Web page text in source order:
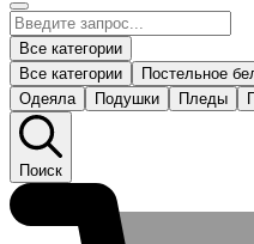
Все категории
Все категории
Постельное
Одеяла
Подушки Пледы
Поиск